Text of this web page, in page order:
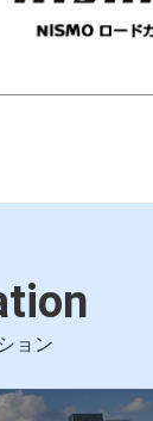
ョン